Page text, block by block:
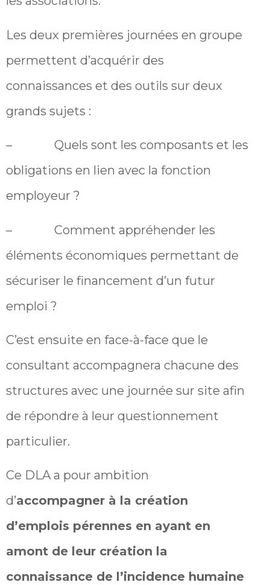
Les deux premières journées en groupe
permettent d’acquérir des
connaissances et des outils sur deux
grands sujets :
– Quels sont les composants et les
obligations en lien avec la fonction
employeur ?
– Comment appréhender les
éléments économiques permettant de
sécuriser le financement d’un futur
emploi ?
C’est ensuite en face-à-face que le
consultant accompagnera chacune des
structures avec une journée sur site afin
de répondre à leur questionnement
particulier.
Ce DLA a pour ambition
d’accompagner à la création
d’emplois pérennes en ayant en
amont de leur création la
connaissance de l’incidence humaine